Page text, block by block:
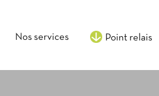
Nos services Point relais